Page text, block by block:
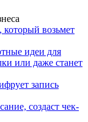
возьмет
идеи для
или даже станет
запись
создаст чек-